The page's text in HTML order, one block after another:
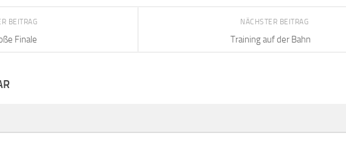
NÄCHSTER BEITRAG
Training auf der Bahn
BEITRAG
Finale